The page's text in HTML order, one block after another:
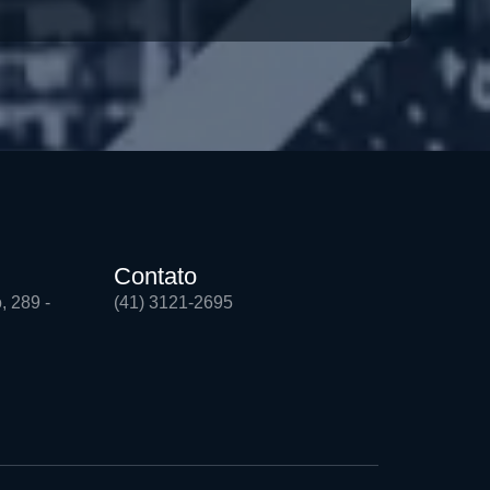
289 -
Contato
(41) 3121-2695